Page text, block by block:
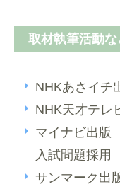
取材執筆活動な
NHKあさイチ
NHK天才テレ
マイナビ出版
入試問題採用
サンマーク出